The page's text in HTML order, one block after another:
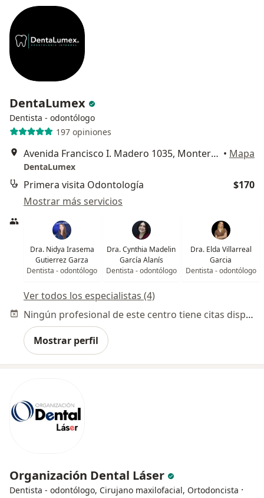
DentaLumex
Dentista - odontólogo
197 opiniones
Avenida Francisco I. Madero 1035, Monterrey • Mapa
DentaLumex
Primera visita Odontología
$170
Mostrar más servicios
Dra. Nidya Irasema
Gutierrez Garza
Dentista - odontólogo
Dra. Cynthia Madelin
García Alanís
Dentista - odontólogo
Dra. Elda Villarreal
Garcia
Dentista - odontólogo
Ver todos los especialistas (4)
Ningún profesional de este centro tiene citas disponibles
Mostrar perfil
Organización Dental Láser
Dentista - odontólogo, Cirujano maxilofacial, Ortodoncista ·